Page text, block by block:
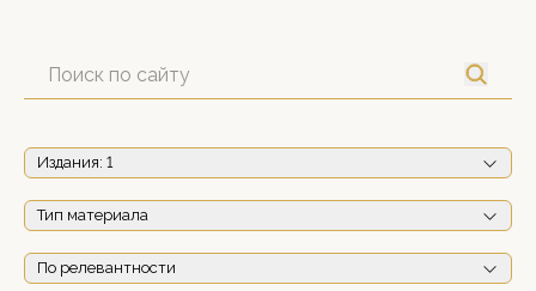
Издания: 1
Тип материала
По релевантности